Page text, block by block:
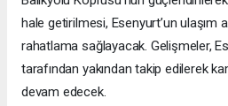
hale getirilmesi, Esenyurt’un ulaşım
rahatlama sağlayacak. Gelişmeler,
tarafından yakından takip edilerek
devam edecek.